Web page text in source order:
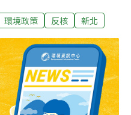
台將要求新北市長和市議
一乾式貯存場不得草率啟
民進黨新北市長參選人游
表示，廢核是游錫堃的基
核心政見，游陣營將會簽
能政策。朱立倫競選辦公
環境政策 反核 新北